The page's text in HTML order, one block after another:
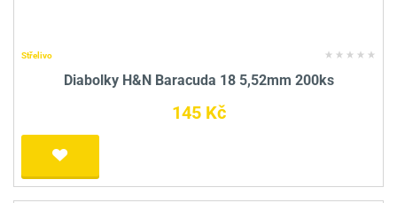
Střelivo
Diabolky H&N Baracuda 18 5,52mm 200ks
145 Kč